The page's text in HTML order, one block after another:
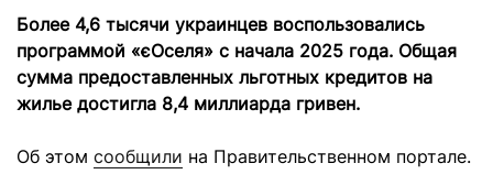
Более 4,6 тысячи украинцев воспользовались
программой «єОселя» с начала 2025 года. Общая
сумма предоставленных льготных кредитов на
жилье достигла 8,4 миллиарда гривен.
Об этом сообщили на Правительственном портале.